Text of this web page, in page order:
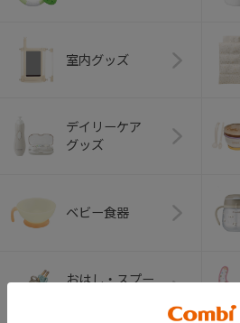
室内グッズ
デイリーケア
グッズ
ベビー食器
おはし・スプー